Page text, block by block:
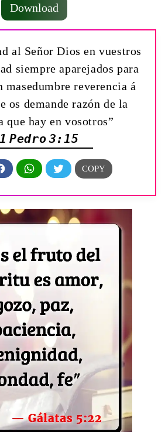
Download
al Señor Dios en vuestros
siempre aparejados para
masedumbre reverencia á
os demande razón de la
que hay en vosotros”
Pedro 3:15